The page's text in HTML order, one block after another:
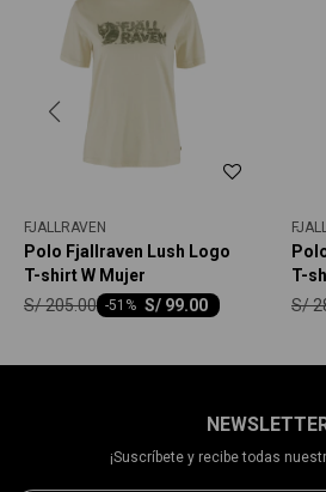
FJALLRAVEN
Polo Fjallraven Lush Logo
T-shirt W Mujer
S/ 99.00
-51
S/205.00
T-
S/
¡Suscríbete y recibe todas